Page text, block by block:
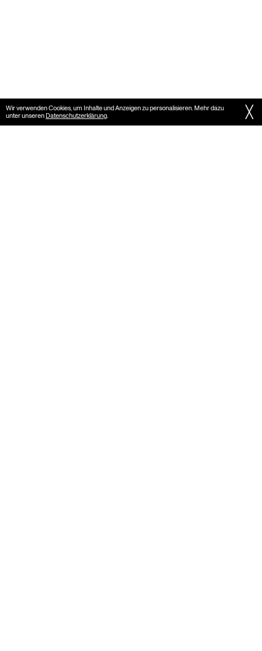
Wir verwenden Cookies, um Inhalte und Anzeigen zu personalisieren. Mehr dazu
unter unserenDatenschutzerklärung. ╳